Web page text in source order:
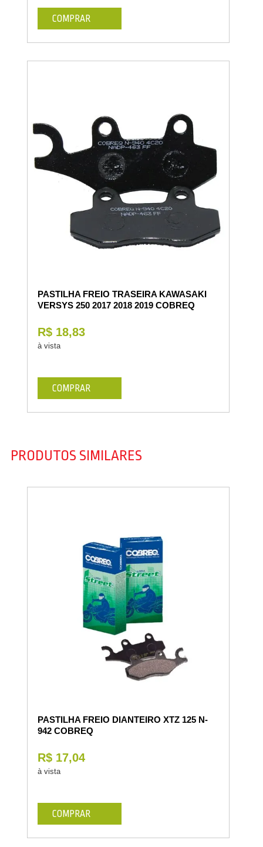
COMPRAR
PASTILHA FREIO TRASEIRA KAWASAKI
VERSYS 250 2017 2018 2019 COBREQ
R$ 18,83
à vista
COMPRAR
PRODUTOS SIMILARES
PASTILHA FREIO DIANTEIRO XTZ 125 N-
942 COBREQ
R$ 17,04
à vista
COMPRAR